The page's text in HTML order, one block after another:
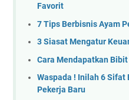
Favorit
7 Tips Berbisnis Ayam
3 Siasat Mengatur
Cara Mendapatkan Bibit
Waspada ! Inilah 6 Sifat
Pekerja Baru